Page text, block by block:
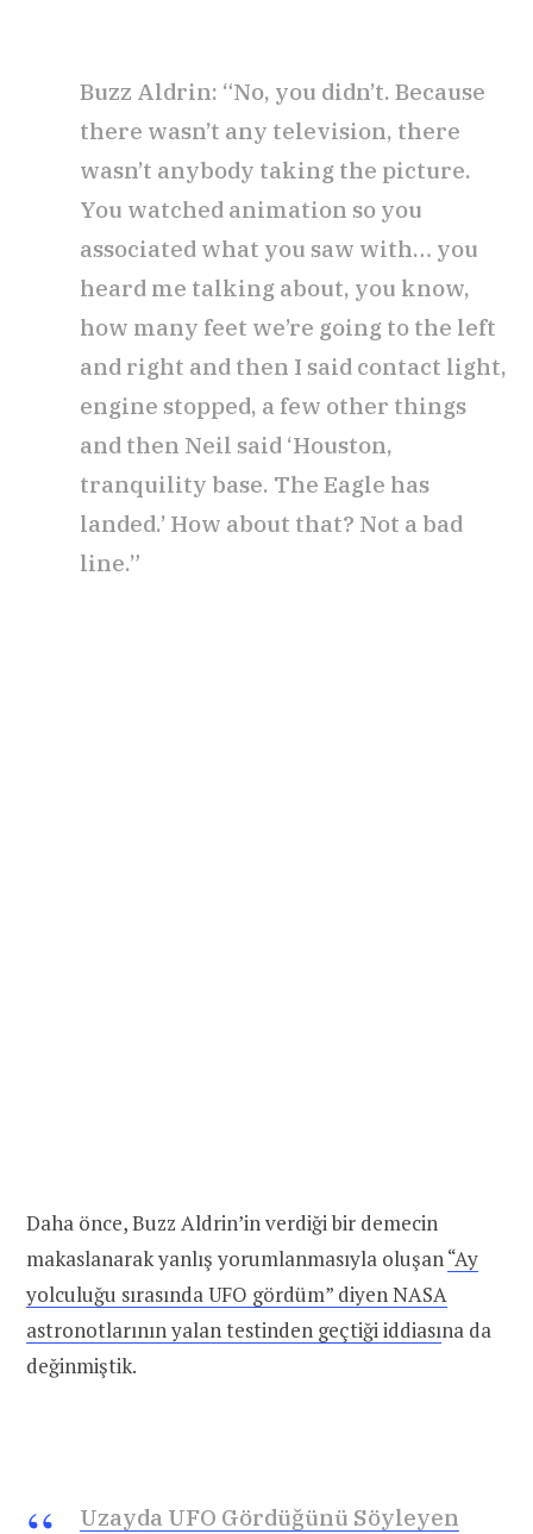
Buzz Aldrin: “No, you didn’t. Because
there wasn’t any television, there
wasn’t anybody taking the picture.
You watched animation so you
associated what you saw with… you
heard me talking about, you know,
how many feet we’re going to the left
and right and then I said contact light,
engine stopped, a few other things
and then Neil said ‘Houston,
tranquility base. The Eagle has
landed.’ How about that? Not a bad
line.”
Daha önce, Buzz Aldrin’in verdiği bir demecin
makaslanarak yanlış yorumlanmasıyla oluşan“Ay
yolculuğu sırasında UFO gördüm” diyen NASA
astronotlarının yalan testinden geçtiği iddiasına da
değinmiştik.
Uzayda UFO Gördüğünü Söyleyen